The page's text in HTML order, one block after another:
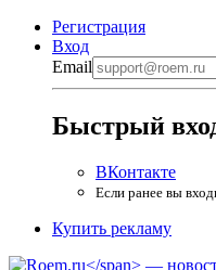
Регистрация
Вход
Email
Быстрый
ВКонтакте
Если ранее вы
Купить рекламу